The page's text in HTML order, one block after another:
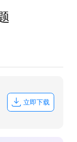
立即下载